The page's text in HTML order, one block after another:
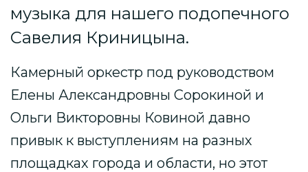
музыка для нашего подопечного
Савелия Криницына.
Камерный оркестр под руководством
Елены Александровны Сорокиной и
Ольги Викторовны Ковиной давно
привык к выступлениям на разных
площадках города и области, но этот